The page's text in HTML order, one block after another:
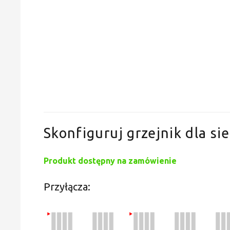
Skonfiguruj grzejnik dla
Produkt dostępny na zamówienie
Przyłącza: